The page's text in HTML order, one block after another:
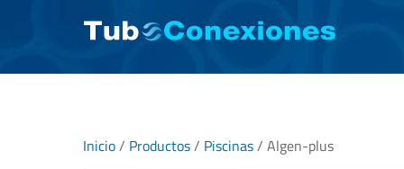
Inicio/ Productos/ Piscinas/ Algen-plus